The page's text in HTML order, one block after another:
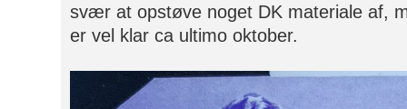
svær at opstøve noget DK materiale af,
er vel klar ca ultimo oktober.